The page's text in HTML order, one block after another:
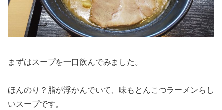
まずはスープを一口飲んでみました。
ほんのり？脂が浮かんでいて、味もとんこつラーメンらし
いスープです。